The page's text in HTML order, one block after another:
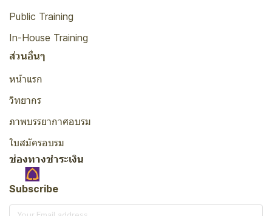
Public Training
In-House Training
ส่วนอื่นๆ
หน้าแรก
วิทยากร
ภาพบรรยากาศอบรม
ใบสมัครอบรม
ช่องทางชำระเงิน
Subscribe